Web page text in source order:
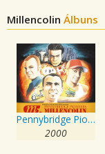
Millencolin Álbuns
Pennybridge Pioneers
2000